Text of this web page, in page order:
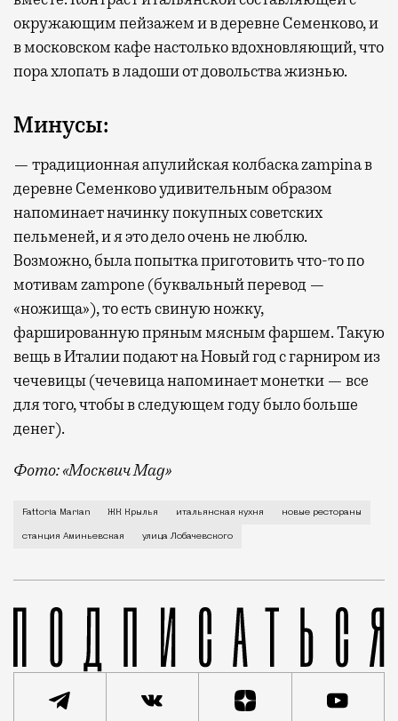
окружающим пейзажем и в деревне Семенково, и
в московском кафе настолько вдохновляющий, что
пора хлопать в ладоши от довольства жизнью.
Минусы:
— традиционная апулийская колбаска zampina в
деревне Семенково удивительным образом
напоминает начинку покупных советских
пельменей, и я это дело очень не люблю.
Возможно, была попытка приготовить что-то по
мотивам zampone (буквальный перевод —
«ножища»), то есть свиную ножку,
фаршированную пряным мясным фаршем. Такую
вещь в Италии подают на Новый год с гарниром из
чечевицы (чечевица напоминает монетки — все
для того, чтобы в следующем году было больше
денег).
Фото: «Москвич Mag»
Настоящая итальянская ферма и кафе при ней
Fattoria Marian ЖК Крылья итальянская кухня новые рестораны
станция Аминьевская улица Лобачевского